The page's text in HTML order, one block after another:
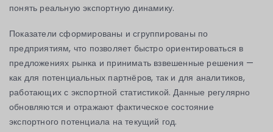
понять реальную экспортную динамику.
Показатели сформированы и сгруппированы по
предприятиям, что позволяет быстро ориентироваться в
предложениях рынка и принимать взвешенные решения —
как для потенциальных партнёров, так и для аналитиков,
работающих с экспортной статистикой. Данные регулярно
обновляются и отражают фактическое состояние
экспортного потенциала на текущий год.